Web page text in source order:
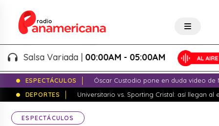
Salsa Variada |00:00AM - 05:00AM
ESPECTÁCULOS
Óscar Custodio pone en duda video de
DEPORTES
Universitario vs. Sporting Cristal: así llegan al
ESPECTÁCULOS